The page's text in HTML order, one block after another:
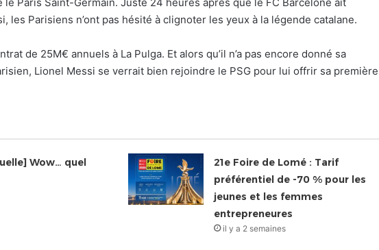
les Parisiens n’ont pas hésité à clignoter les yeux à la légende catalane.
de 25M€ annuels à La Pulga. Et alors qu’il n’a pas encore donné sa
Lionel Messi se verrait bien rejoindre le PSG pour lui offrir sa première
Wow… quel
21e Foire de Lomé : Tarif
préférentiel de -70 % pour les
jeunes et les femmes
entrepreneures
il y a 2 semaines